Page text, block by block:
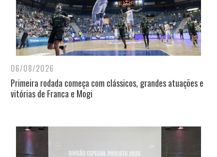
06/08/2026
Primeira rodada começa com clássicos, grandes atuações e
vitórias de Franca e Mogi